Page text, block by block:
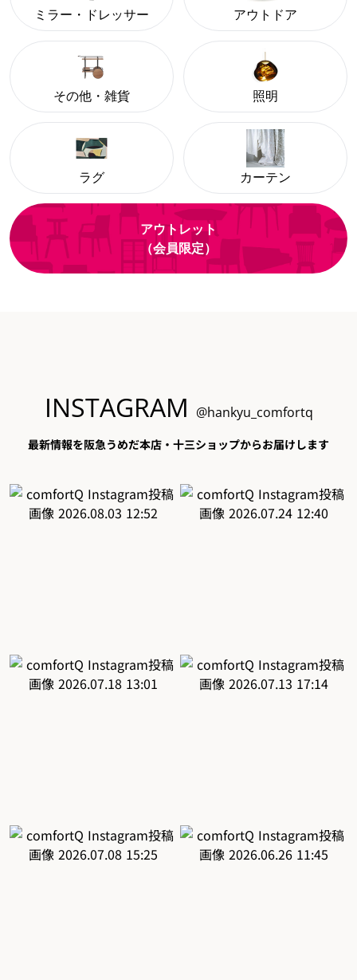
ミラー・ドレッサー アウトドア
その他・雑貨 照明
ラグ カーテン
アウトレット
（会員限定）
INSTAGRAM @hankyu_comfortq
最新情報を阪急うめだ本店・十三ショップからお届けします